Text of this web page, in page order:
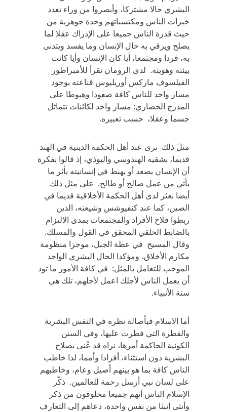
البشري حالا مشتركا، وأبصروا من وراء تعدد
خبرات الناس ومكتسباتهم وحدة جوهرية من
حيث قدرة الناس جميعا على الإدراك عقلا لما
يصلح ويرقي به حال الإنسان وما يفسد ويتدنى
به، فردا ومجتمعا، أيا كان الإنسان وأيا كانت
بيئته وهويته. لدى الرومان نقرأ للأمبراطور
الفيلسوف ماركس أوريليوس قناعته بوجود
مسار واحد للناس كافة صعودا وهبوطا على
المدرج الحضاري: مسار واحد لكائنات تتماثل
جسما وعقلا، حسب تعبيره.
مثلَ ذلك نرى عند أهل الحكمة الدينية في الهند
قديما، بشقيه الهندوسي والبوذي، إذ قالوا بفكرة
أن الإنسان يصعد أو يهبط في إنسانيته بأثر ما
يأتي من عمل صالح أو طالح. على مثل ذلك
أيضا نعثر لدى أهل الحكمة الأخلاقية قديما في
الصين، كما عند كنفيوشس وشيعته، الذين
ربطوا فلاح الأفراد والمجتمعات بمدى الالتزام
بالضابط الخلقي المحقق في القول والمسلك.
وقال المسيح في عظة الجبل، موجزا منظومة
مكارم الأخلاق، ومؤكدا الحال البشري الواحد
الموجب للتعامل بالمثل: في كافة الأمور ما تود
أن يعمل الناس لأجلك اعمل لأجلهم، تلك هي
سنة الأنبياء.
أما الاسلام فبأصالة نظره في النفس البشرية
والفطرة التي فطرت عليها، وفي السنن
الكونية الحاكمة أمرها، نراه قد عُنى بصلاح
البشرية دون استثناء، أفرادا وأمما، لذا خاطب
الناس كافة بما هو بينهم أصيل وعام، وخاطبهم
على لسان نبي أرسل رحمة للعالمين. ذكّر
الإسلام الناس أنهم جميعا مخلوقون من ذكر
وأنثى انبثا من نفس واحدة، دعاهم إلى التعارف